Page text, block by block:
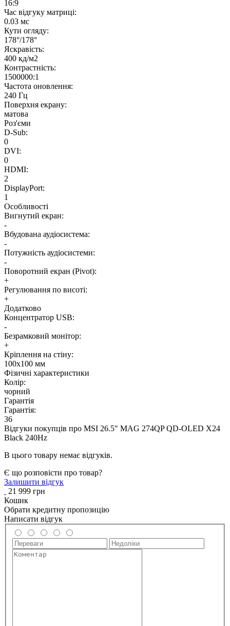
16:9
Час відгуку матриці:
0.03 мс
Кути огляду:
178°/178°
Яскравість:
400 кд/м2
Контрастність:
1500000:1
Частота оновлення:
240 Гц
Поверхня екрану:
матова
Роз'єми
D-Sub:
0
DVI:
0
HDMI:
2
DisplayPort:
1
Особливості
Вигнутий екран:
-
Вбудована аудіосистема:
-
Потужність аудіосистеми:
-
Поворотний екран (Pivot):
+
Регулювання по висоті:
+
Додатково
Концентратор USB:
-
Безрамковий монітор:
+
Кріплення на стіну:
100х100 мм
Фізичні характеристики
Колір:
чорний
Гарантія
Гарантія:
36
Відгуки покупців про MSI 26.5" MAG 274QP QD-OLED X24
Black 240Hz
В цього товару немає відгуків.
Є що розповісти про товар?
Залишити відгук
21 999 грн
Кошик
Обрати кредитну пропозицію
Написати відгук